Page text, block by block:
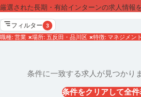
厳選された長期・有給インターンの求人情報
フィルター 3
職種: 営業 ×場所: 五反田・品川区 ×特徴: マネジメント
条件に一致する求人が見つかり
条件をクリアして全